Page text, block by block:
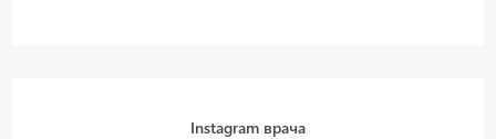
Instagram врача